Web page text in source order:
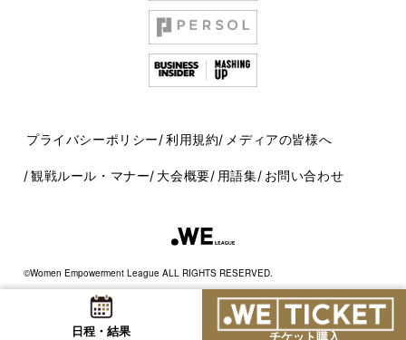
プライバシーポリシー 利用規約 メディアの皆様へ
観戦ルール・マナー 大会概要 用語集 お問い合わせ
©Women Empowerment League ALL RIGHTS RESERVED.
日程・結果 チケット購入